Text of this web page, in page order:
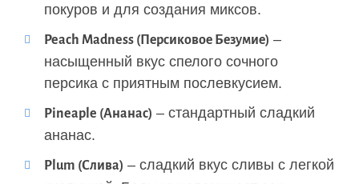
покуров и для создания миксов.
Peach Madness (Персиковое Безумие) –
насыщенный вкус спелого сочного
персика с приятным послевкусием.
Pineaple (Ананас) – стандартный сладкий
ананас.
Plum (Слива) – сладкий вкус сливы с легкой